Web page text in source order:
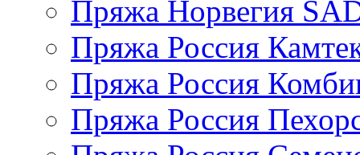
Пряжа Норвегия
Пряжа Россия
Пряжа Россия
Пряжа Россия